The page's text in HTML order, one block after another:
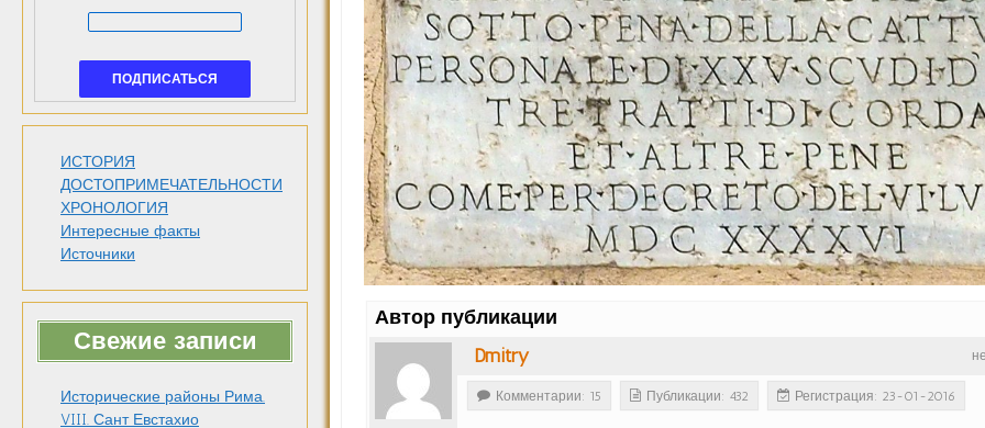
ИСТОРИЯ
ДОСТОПРИМЕЧАТЕЛЬНОСТИ
ХРОНОЛОГИЯ
Интересные факты
Источники
Свежие записи
Исторические районы Рима.
VIII. Сант Евстахио
Автор публикации
Dmitry
Комментарии: 15 Публикации: 432 Регистрация: 23-01-2016